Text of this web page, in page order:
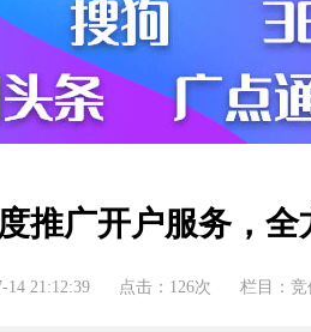
推广开户服务，
14 21:12:39 点击：126次 栏目：竞